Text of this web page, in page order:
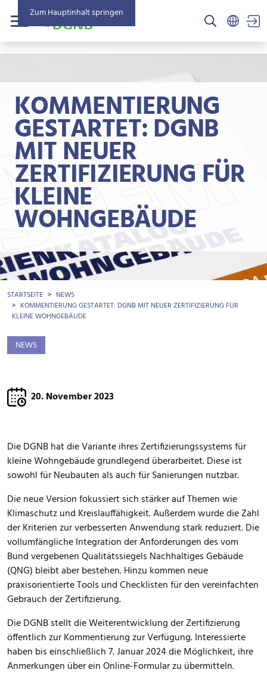
Zum Hauptinhalt springen
Menü
KOMMENTIERUNG
GESTARTET: DGNB
MIT NEUER
ZERTIFIZIERUNG FÜR
KLEINE
WOHNGEBÄUDE
BROTKRÜMEL
STARTSEITE
NEWS
KOMMENTIERUNG GESTARTET: DGNB MIT NEUER ZERTIFIZIERUNG FÜR
KLEINE WOHNGEBÄUDE
NEWS
20. November 2023
Die DGNB hat die Variante ihres Zertifizierungssystems für
kleine Wohngebäude grundlegend überarbeitet. Diese ist
sowohl für Neubauten als auch für Sanierungen nutzbar.
Die neue Version fokussiert sich stärker auf Themen wie
Klimaschutz und Kreislauffähigkeit. Außerdem wurde die Zahl
der Kriterien zur verbesserten Anwendung stark reduziert. Die
vollumfängliche Integration der Anforderungen des vom
Bund vergebenen Qualitätssiegels Nachhaltiges Gebäude
(QNG) bleibt aber bestehen. Hinzu kommen neue
praxisorientierte Tools und Checklisten für den vereinfachten
Gebrauch der Zertifizierung.
Die DGNB stellt die Weiterentwicklung der Zertifizierung
öffentlich zur Kommentierung zur Verfügung. Interessierte
haben bis einschließlich 7. Januar 2024 die Möglichkeit, ihre
Anmerkungen über ein Online-Formular zu übermitteln.